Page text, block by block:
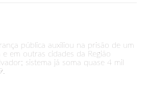
pública auxiliou na prisão de um
em outras cidades da Região
sistema já soma quase 4 mil